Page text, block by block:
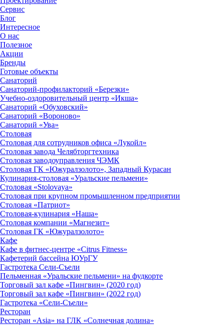
Сервис
Блог
Интересное
О нас
Полезное
Акции
Бренды
Готовые объекты
Санаторий
Санаторий-профилакторий «Березки»
Учебно-оздоровительный центр «Икша»
Санаторий «Обуховский»
Санаторий «Вороново»
Санаторий «Ува»
Столовая
Столовая для сотрудников офиса «Лукойл»
Столовая завода Челябторгтехника
Столовая заводоуправления ЧЭМК
Столовая ГК «Южуралзолото», Западный Курасан
Кулинария-столовая «Уральские пельмени»
Столовая «Stolovaya»
Столовая при крупном промышленном предприятии
Столовая «Патриот»
Столовая-кулинария «Наша»
Столовая компании «Магнезит»
Столовая ГК «Южуралзолото»
Кафе
Кафе в фитнес-центре «Citrus Fitness»
Кафетерий бассейна ЮУрГУ
Гастротека Сели-Съели
Пельменная «Уральские пельмени» на фудкорте
Торговый зал кафе «Пингвин» (2020 год)
Торговый зал кафе «Пингвин» (2022 год)
Гастротека «Сели-Съели»
Ресторан
Ресторан «Asia» на ГЛК «Солнечная долина»